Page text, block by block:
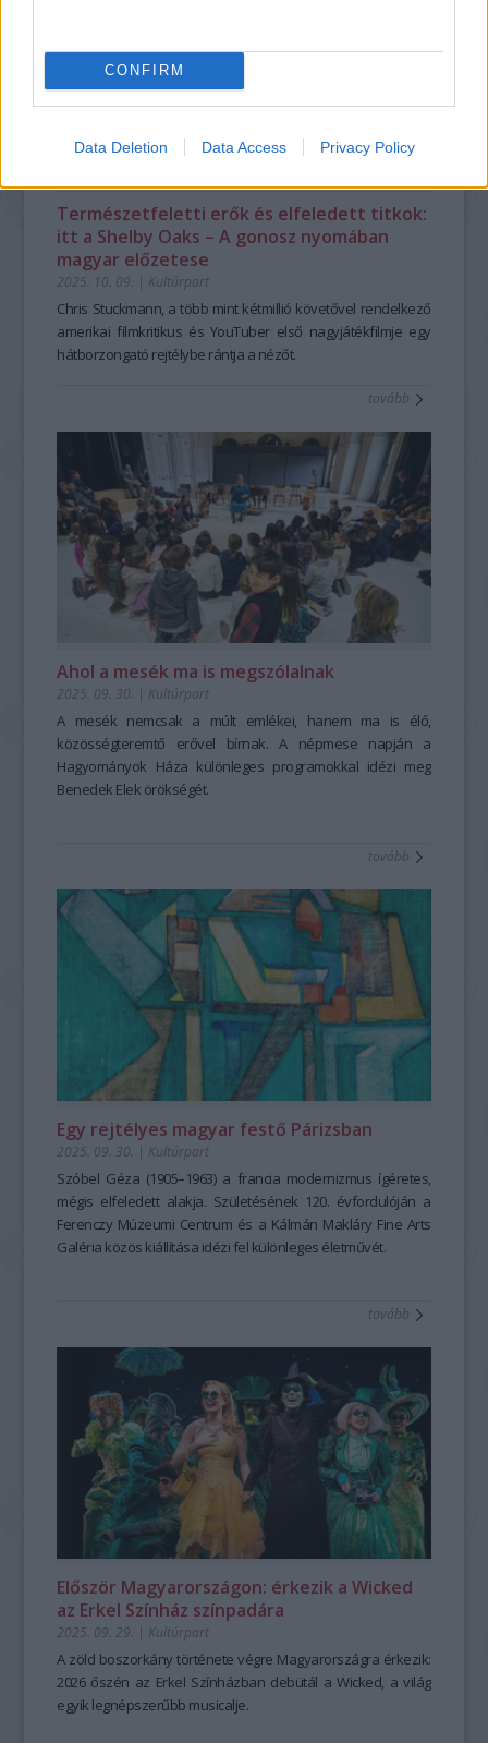
CONFIRM
Data Deletion Data Access Privacy Policy
Természetfeletti erők és elfeledett titkok:
itt a Shelby Oaks – A gonosz nyomában
magyar előzetese
2025. 10. 09. | Kultúrpart
Chris Stuckmann, a több mint kétmillió követővel rendelkező
amerikai filmkritikus és YouTuber első nagyjátékfilmje egy
hátborzongató rejtélybe rántja a nézőt.
tovább
Ahol a mesék ma is megszólalnak
2025. 09. 30. | Kultúrpart
A mesék nemcsak a múlt emlékei, hanem ma is élő,
közösségteremtő erővel bírnak. A népmese napján a
Hagyományok Háza különleges programokkal idézi meg
Benedek Elek örökségét.
tovább
Egy rejtélyes magyar festő Párizsban
2025. 09. 30. | Kultúrpart
Szóbel Géza (1905–1963) a francia modernizmus ígéretes,
mégis elfeledett alakja. Születésének 120. évfordulóján a
Ferenczy Múzeumi Centrum és a Kálmán Makláry Fine Arts
Galéria közös kiállítása idézi fel különleges életművét.
tovább
Először Magyarországon: érkezik a Wicked
az Erkel Színház színpadára
2025. 09. 29. | Kultúrpart
A zöld boszorkány története végre Magyarországra érkezik:
2026 őszén az Erkel Színházban debütál a Wicked, a világ
egyik legnépszerűbb musicalje.